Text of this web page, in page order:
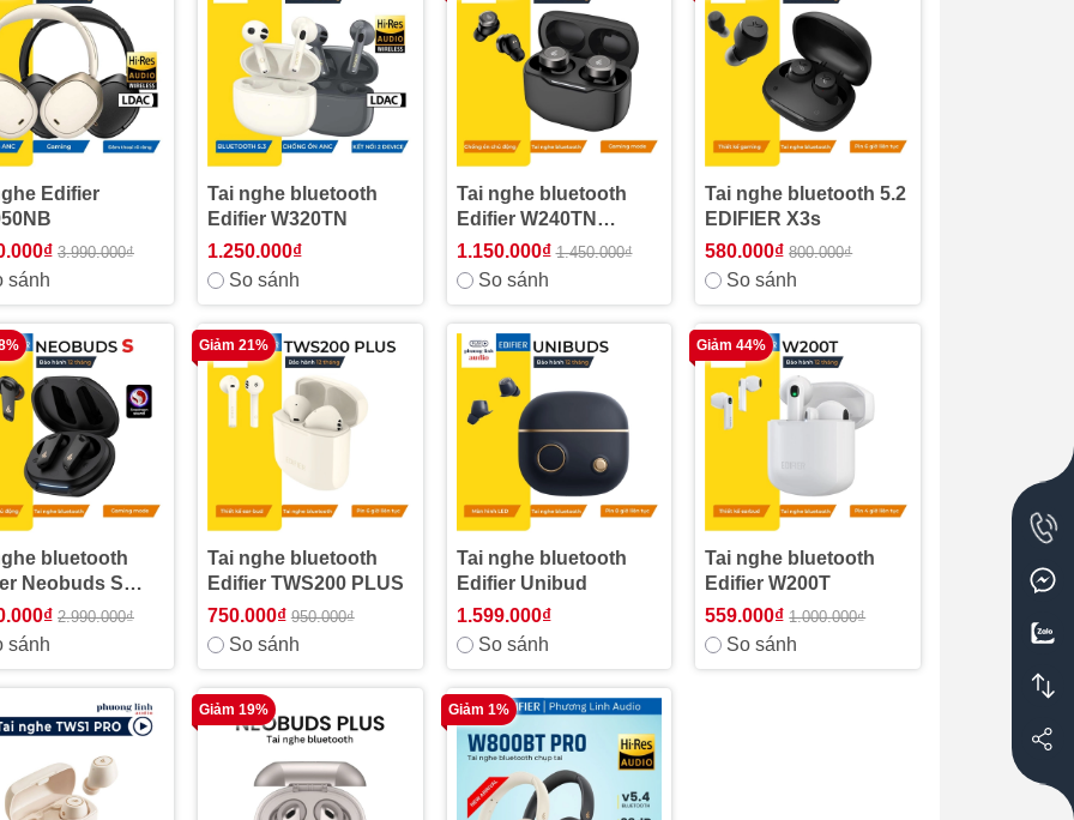
Edifier
3.990.000₫
sánh
Tai nghe bluetooth
Edifier W320TN
1.250.000₫
So sánh
Tai nghe bluetooth
Edifier W240TN
Chống ồn chủ động
1.150.000₫ 1.450.000₫
So sánh
Tai nghe bluetooth 5.2
EDIFIER X3s
580.000₫ 800.000₫
So sánh
bluetooth
Neobuds S
Sound
2.990.000₫
sánh
Giảm 21%
Tai nghe bluetooth
Edifier TWS200 PLUS
750.000₫ 950.000₫
So sánh
Tai nghe bluetooth
Edifier Unibud
1.599.000₫
So sánh
Giảm 44%
Tai nghe bluetooth
Edifier W200T
559.000₫ 1.000.000₫
So sánh
Giảm 19% Giảm 1%